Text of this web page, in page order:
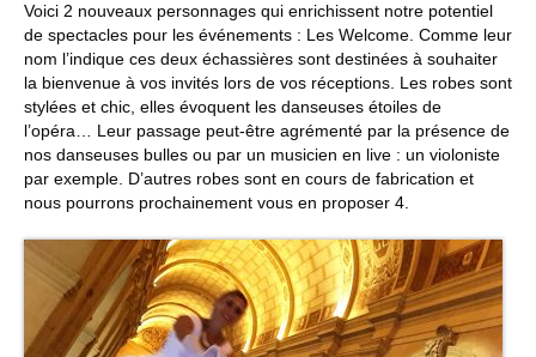
Voici 2 nouveaux personnages qui enrichissent notre potentiel
de spectacles pour les événements : Les Welcome. Comme leur
nom l’indique ces deux échassières sont destinées à souhaiter
la bienvenue à vos invités lors de vos réceptions. Les robes sont
stylées et chic, elles évoquent les danseuses étoiles de
l’opéra… Leur passage peut-être agrémenté par la présence de
nos danseuses bulles ou par un musicien en live : un violoniste
par exemple. D’autres robes sont en cours de fabrication et
nous pourrons prochainement vous en proposer 4.